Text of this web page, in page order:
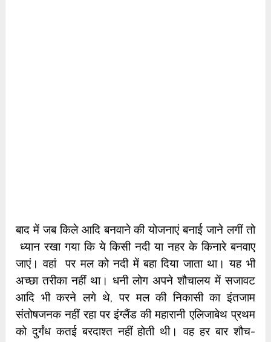
बाद में जब किले आदि बनवाने की योजनाएं बनाई जाने लगीं तो
ध्यान रखा गया कि ये किसी नदी या नहर के किनारे बनवाए
जाएं। वहां पर मल को नदी में बहा दिया जाता था। यह भी
अच्छा तरीका नहीं था। धनी लोग अपने शौचालय में सजावट
आदि भी करने लगे थे, पर मल की निकासी का इंतजाम
संतोषजनक नहीं रहा पर इंग्लैंड की महारानी एलिजाबेथ प्रथम
को दुर्गंध कतई बरदाश्त नहीं होती थी। वह हर बार शौच-